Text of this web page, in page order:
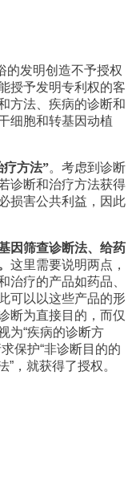
发明创造不予授权
授予发明专利权的客
方法、疾病的诊断和
细胞和转基因动植
疗方法”。考虑到诊断
诊断和治疗方法获得
损害公共利益，因此
因筛查诊断法、给药
这里需要说明两点，
治疗的产品如药品、
可以以这些产品的形
断为直接目的，而仅
为“疾病的诊断方
保护“非诊断目的的
，就获得了授权。